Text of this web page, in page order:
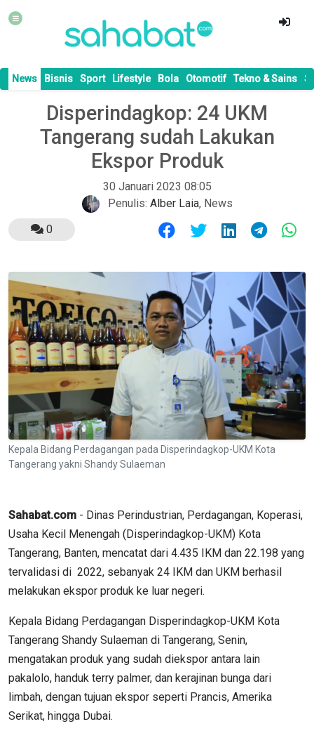
News Bisnis Sport Lifestyle Bola Otomotif Tekno & Sains
Disperindagkop: 24 UKM
Tangerang sudah Lakukan
Ekspor Produk
30 Januari 2023 08:05
Penulis: Alber Laia, News
0
Kepala Bidang Perdagangan pada Disperindagkop-UKM Kota
Tangerang yakni Shandy Sulaeman
Sahabat.com - Dinas Perindustrian, Perdagangan, Koperasi,
Usaha Kecil Menengah (Disperindagkop-UKM) Kota
Tangerang, Banten, mencatat dari 4.435 IKM dan 22.198 yang
tervalidasi di 2022, sebanyak 24 IKM dan UKM berhasil
melakukan ekspor produk ke luar negeri.
Kepala Bidang Perdagangan Disperindagkop-UKM Kota
Tangerang Shandy Sulaeman di Tangerang, Senin,
mengatakan produk yang sudah diekspor antara lain
pakalolo, handuk terry palmer, dan kerajinan bunga dari
limbah, dengan tujuan ekspor seperti Prancis, Amerika
Serikat, hingga Dubai.